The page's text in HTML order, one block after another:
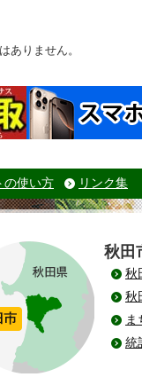
ありません。
の使い方 リンク集
秋田
秋
秋
ま
統